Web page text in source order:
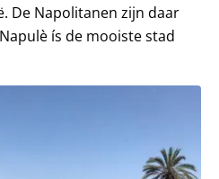
De Napolitanen zijn daar
ís de mooiste stad